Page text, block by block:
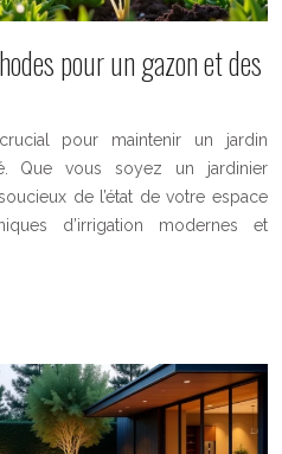
pour un gazon et des
pour maintenir un jardin
Que vous soyez un jardinier
de l’état de votre espace
d’irrigation modernes et